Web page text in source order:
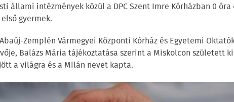
állami intézmények közül a DPC Szent Imre Kórházban 0
gyermek.
Zemplén Vármegyei Központi Kórház és Egyetemi
Balázs Mária tájékoztatása szerint a Miskolcon született
a világra és a Milán nevet kapta.